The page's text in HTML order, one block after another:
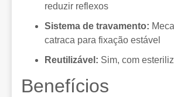
reduzir reflexos
Sistema de travamento:
catraca para fixação estável
Reutilizável: Sim, com
Benefícios